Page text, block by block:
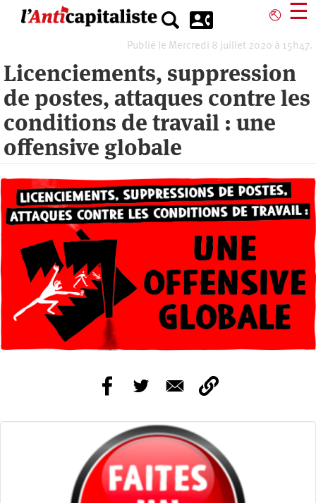
⎋ ☰
Publié le Mercredi 8 juillet 2020 à 15h47.
Licenciements, suppression
de postes, attaques contre les
conditions de travail : une
offensive globale